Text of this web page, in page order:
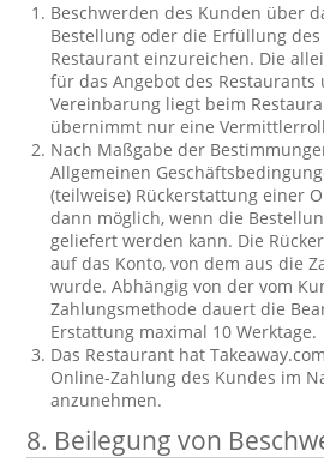
Beschwerden des Kunden über
Bestellung oder die Erfüllung
Restaurant einzureichen. Die
für das Angebot des
Vereinbarung liegt beim
übernimmt nur eine
Nach Maßgabe der
Allgemeinen
(teilweise) Rückerstattung einer
dann möglich, wenn die
geliefert werden kann. Die
auf das Konto, von dem aus die
wurde. Abhängig von der vom
Zahlungsmethode dauert die
Erstattung maximal 10 Werktage.
Das Restaurant hat
Online-Zahlung des Kundes im
anzunehmen.
8. Beilegung von